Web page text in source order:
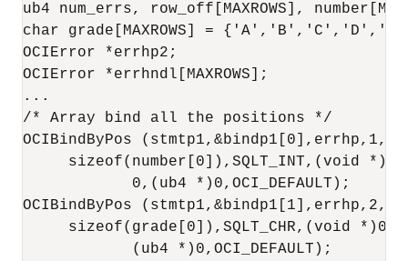
ub4 num_errs, row_off[MAXROWS],
char grade[MAXROWS] =
OCIError *errhp2;
OCIError *errhndl[MAXROWS];
...
/* Array bind all the positions */
OCIBindByPos
sizeof(number[0]),SQLT_INT,(void
            0,(ub4 *)0,OCI_DEFAULT);
OCIBindByPos
sizeof(grade[0]),SQLT_CHR,(void *)0,
            (ub4 *)0,OCI_DEFAULT);